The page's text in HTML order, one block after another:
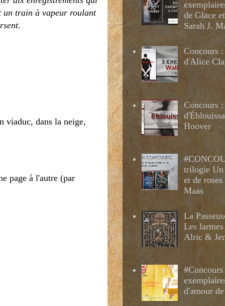
un train à vapeur roulant
viaduc, dans la neige,
page à l'autre (par
de Glace
Sarah J.
Concours
d'Alice
Concours
Hoover
trilogie Un
et de
Maas
La
Les
Alric &
d'amour